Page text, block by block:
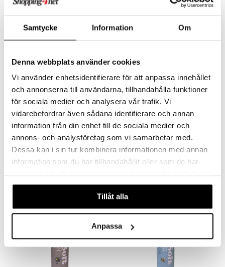
Samtycke Information Om
Denna webbplats använder cookies
Vi använder enhetsidentifierare för att anpassa innehållet
och annonserna till användarna, tillhandahålla funktioner
för sociala medier och analysera vår trafik. Vi
vidarebefordrar även sådana identifierare och annan
information från din enhet till de sociala medier och
annons- och analysföretag som vi samarbetar med.
Dessa kan i sin tur kombinera informationen med annan
information som du har tillhandahållit eller som de har
våra cookies vid fortsatt användande av vår webbplats.
Tillåt alla
Anpassa
Finnes i flere varianter
Rosenserien Lip Balm
ROSENSERIEN
fra 109
WELEDA
kr 95